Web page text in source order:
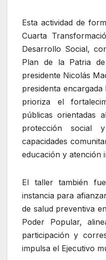
Esta actividad de
Cuarta
Desarrollo Social,
Plan de la Patria
presidente Nicolás
presidenta
prioriza el
públicas orientadas
protección social
capacidades
educación y atención
El taller también
instancia para
de salud preventiva
Poder Popular,
participación y
impulsa el Ejecutivo